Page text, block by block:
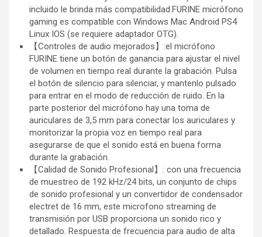
incluido le brinda más compatibilidad.FURINE micrófono
gaming es compatible con Windows Mac Android PS4
Linux IOS (se requiere adaptador OTG).
【Controles de audio mejorados】:el micrófono
FURINE tiene un botón de ganancia para ajustar el nivel
de volumen en tiempo real durante la grabación. Pulsa
el botón de silencio para silenciar, y mantenlo pulsado
para entrar en el modo de reducción de ruido. En la
parte posterior del micrófono hay una toma de
auriculares de 3,5 mm para conectar los auriculares y
monitorizar la propia voz en tiempo real para
asegurarse de que el sonido está en buena forma
durante la grabación.
【Calidad de Sonido Profesional】: con una frecuencia
de muestreo de 192 kHz/24 bits, un conjunto de chips
de sonido profesional y un convertidor de condensador
electret de 16 mm, este microfono streaming de
transmisión por USB proporciona un sonido rico y
detallado. Respuesta de frecuencia para audio de alta